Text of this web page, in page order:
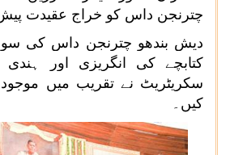
چترنجن داس کو خراج عقیدت پیش
دیش بندھو چترنجن داس کی
کتابچے کی انگریزی اور ہندی
سکریٹریٹ نے تقریب میں
کیں۔